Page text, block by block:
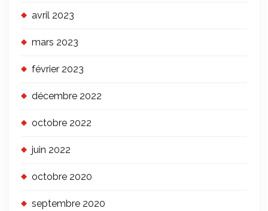
avril 2023
mars 2023
février 2023
décembre 2022
octobre 2022
juin 2022
octobre 2020
septembre 2020